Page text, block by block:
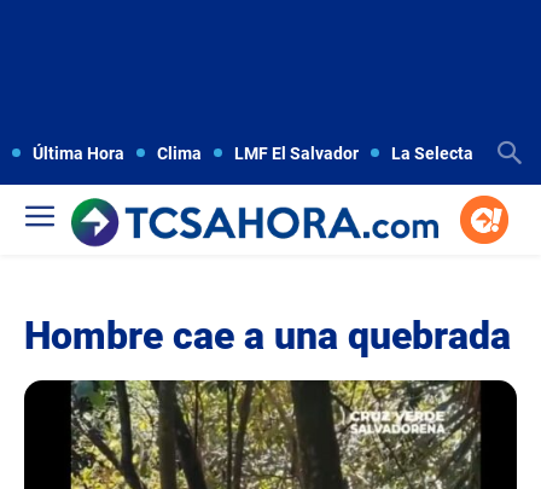
Última Hora Clima LMF El Salvador La Selecta
Hombre cae a una quebrada